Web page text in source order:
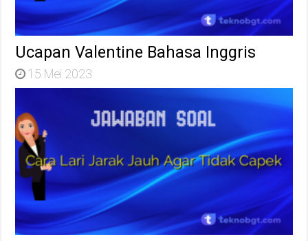
Ucapan Valentine Bahasa Inggris
15 Mei 2023